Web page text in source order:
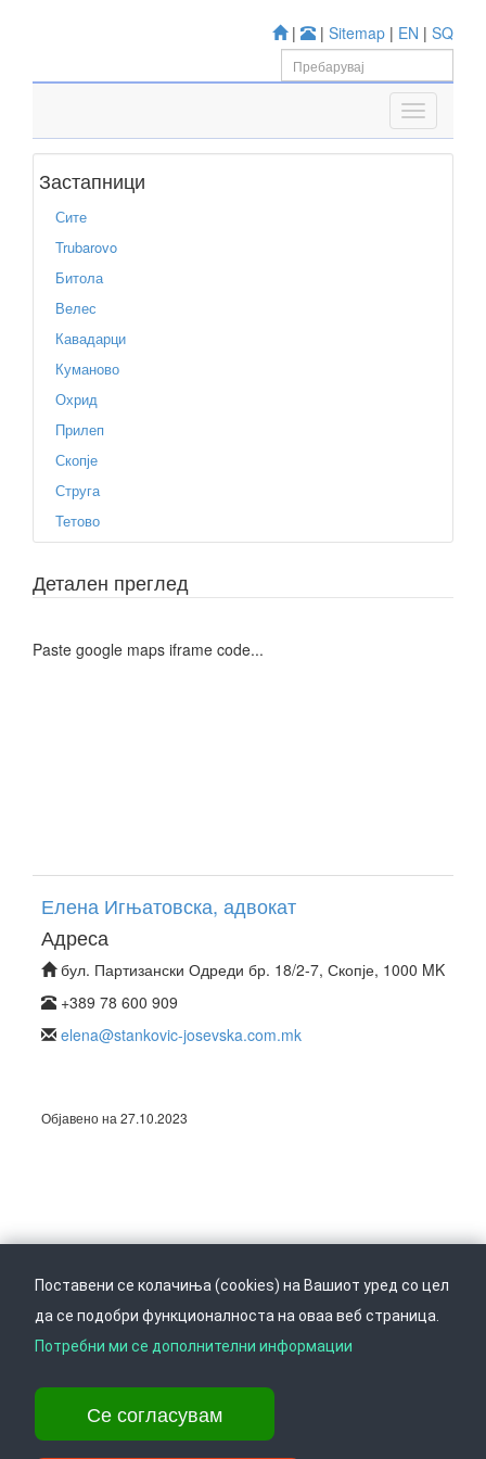
| | Sitemap | EN | SQ
Застапници
Сите
Trubarovo
Битола
Велес
Кавадарци
Куманово
Охрид
Прилеп
Скопје
Струга
Тетово
Детален преглед
Paste google maps iframe code...
Елена Игњатовска, адвокат
Адреса
бул. Партизански Одреди бр. 18/2-7, Скопје, 1000 MK
+389 78 600 909
elena@stankovic-josevska.com.mk
Објавено на 27.10.2023
Врати се горе Следете не на
Ул. Даме Груев 14, Катна гаража Беко на 1-виот кат, 1000 Скопје,
Поставени се колачиња (cookies) на Вашиот уред со цел
да се подобри функционалноста на оваа веб страница.
Потребни ми се дополнителни информации
Се согласувам